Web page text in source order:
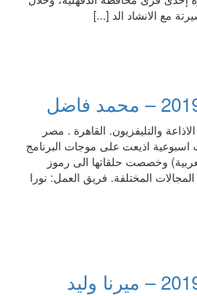
مع الانشاد الد [...]
والتليفزيون. القاهرة . مصر
اذيعت على موجات البرنامج
وخصصت حلقاتها الى رموز
المختلفة. فريق العمل: نورا